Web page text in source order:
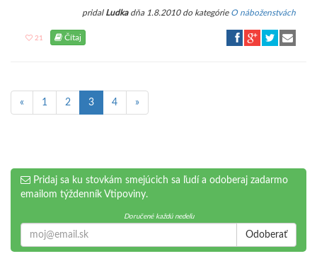
pridal Ludkadňa 1.8.2010 do kategórie O náboženstvách
21 Čítaj
« 1 2 3 4 »
Pridaj sa ku stovkám smejúcich sa ľudí a odoberaj zadarmo
emailom týždenník Vtipoviny.
Doručené každú nedeľu
Odoberať